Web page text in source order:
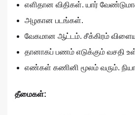
எளிதான விதிகள். யார்
அழகான படங்கள்.
வேகமான ஆட்டம். சீக்கிரம்
தானாகப் பணம் எடுக்கும் வசதி
எண்கள் கணினி மூலம் வரும்.
தீமைகள்: